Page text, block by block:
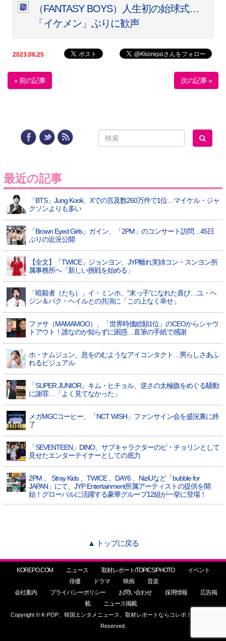
（FANTASY BOYS）人生初の始球式…
「イケメン」ぶりに歓声
2023.06.25
« 前の記事 次の記事 »
最近の記事
「BTS」Jung Kook、Xでの言及数260万件で1位…マイケル・ジャ
クソンよりも多い
「Brown Eyed Girls」ガイン、「2PM」のコンサート訪問…45日
ぶりの近況公開
【全文】「TWICE」ジョンヨン、JYP離れ実姉コン・スンヨン所
属事務所へ「新しい挑戦を始める」
「暗殺者（たち）」イ・ミンホ、“末っ子”になれた喜び…ユ・ヘ
ジン＆パク・ヘイルとの共演に「この上なく幸せ」
ファサ（MAMAMOO）、「世界時価総額1位」のCEOからシャウ
トアウト！誰なのか知らずに困惑…直筆の手紙で感謝
ホ・ナムジュン、息をのむようなアイコンタクト…男らしさあふ
れるビジュアル
「SUPER JUNIOR」キム・ヒチョル、逆さの太極旗をめぐる騒動
に謝罪…「よく見てなかった」
メガMGCコーヒー、「NCT WISH」ファンサイン会を盛況裏に終
了
「SEVENTEEN」DINO、サブキャラクターのピ・チョリンとして
見せたエンターテイナーとしての底力
2PM 、 Stray Kids 、TWICE 、DAY6 、NiziUなど「bubble for
JAPAN」にて、JYP Entertainment所属アーティストの提供を開
始！グローバルに活躍する豪華グループ12組が一挙に登場！
▲ トップに戻る
KOREPO.COM ニュース 取材レポート/TOPICS/PHOTO
イベント
俳優
ドラマ 映画
音楽
会社案内
プライバシーポリシー お問い合わせ 採用情報
広告掲
載
ニュース掲載
Copyright © K-POP、韓国エンタメニュース、取材レポートならコレポ！ All Rights
Reserved.